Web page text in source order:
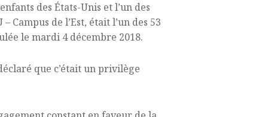
des États-Unis et l’un des
de l’Est, était l’un des 53
le mardi 4 décembre 2018.
que c’était un privilège